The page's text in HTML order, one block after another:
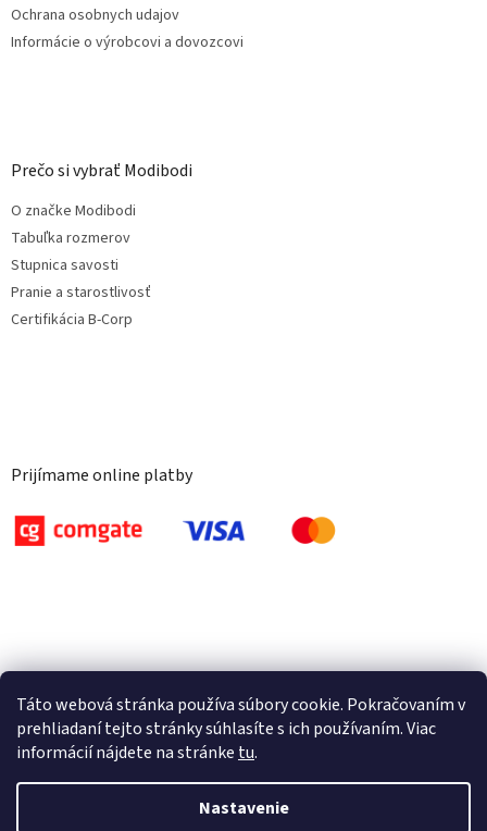
Táto webová stránka používa súbory cookie. Pokračovaním v
prehliadaní tejto stránky súhlasíte s ich používaním. Viac
informácií nájdete na stránke tu.
Nastavenie
Ochrana osobnych udajov
Informácie o výrobcovi a dovozcovi
Prečo si vybrať Modibodi
O značke Modibodi
Tabuľka rozmerov
Stupnica savosti
Pranie a starostlivosť
Certifikácia B-Corp
Prijímame online platby
Vytvoril Shoptet